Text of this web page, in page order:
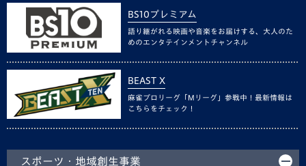
BS10プレミアム
語り継がれる映画や音楽をお届けする、大人のた
めのエンタテインメントチャンネル
BEAST X
麻雀プロリーグ「Mリーグ」参戦中！最新情報は
こちらをチェック！
スポーツ・地域創生事業